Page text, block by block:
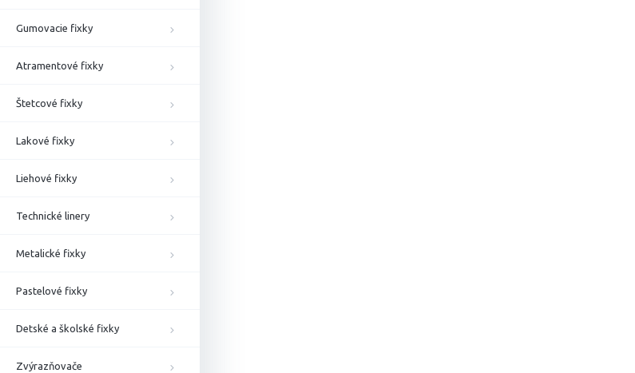
Gumovacie fixky
Atramentové fixky
Štetcové fixky
Lakové fixky
Liehové fixky
Technické linery
Metalické fixky
Pastelové fixky
Detské a školské fixky
Zvýrazňovače